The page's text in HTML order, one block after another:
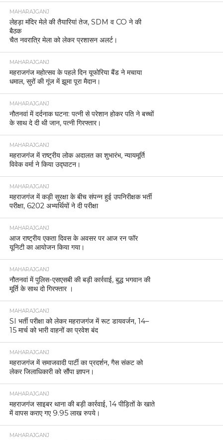
MAHARAJGANJ
लेहड़ा मंदिर मेले की तैयारियां तेज, SDM व CO ने की
बैठक
चैत नवरात्रि मेला को लेकर प्रशासन अलर्ट।
MAHARAJGANJ
महराजगंज महोत्सव के पहले दिन यूफोरिया बैंड ने मचाया
धमाल, सुरों की गूंज में झूमा पूरा मैदान।
MAHARAJGANJ
नौतनवां में दर्दनाक घटना: पत्नी से परेशान होकर पति ने बच्चों
के साथ दे दी थी जान, पत्नी गिरफ्तार।
MAHARAJGANJ
महराजगंज में राष्ट्रीय लोक अदालत का शुभारंभ, न्यायमूर्ति
विवेक वर्मा ने किया उद्घाटन।
MAHARAJGANJ
महराजगंज में कड़ी सुरक्षा के बीच संपन्न हुई उपनिरीक्षक भर्ती
परीक्षा, 6202 अभ्यर्थियों ने दी परीक्षा
MAHARAJGANJ
आज राष्ट्रीय एकता दिवस के अवसर पर आज रन फॉर
यूनिटी का आयोजन किया गया।
MAHARAJGANJ
नौतनवां में पुलिस-एसएसबी की बड़ी कार्रवाई, बुद्ध भगवान की
मूर्ति के साथ दो गिरफ्तार ।
MAHARAJGANJ
SI भर्ती परीक्षा को लेकर महराजगंज में रूट डायवर्जन, 14–
15 मार्च को भारी वाहनों का प्रवेश बंद
MAHARAJGANJ
महराजगंज में समाजवादी पार्टी का प्रदर्शन, गैस संकट को
लेकर जिलाधिकारी को सौंपा ज्ञापन।
MAHARAJGANJ
महराजगंज साइबर थाना की बड़ी कार्रवाई, 14 पीड़ितों के खाते
में वापस कराए गए 9.95 लाख रुपये।
MAHARAJGANJ